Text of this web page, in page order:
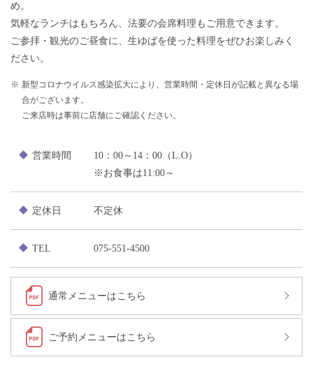
め。
気軽なランチはもちろん、法要の会席料理もご用意できます。
ご参拝・観光のご昼食に、生ゆばを使った料理をぜひお楽しみく
ださい。
新型コロナウイルス感染拡大により、営業時間・定休日が記載と異なる場
合がございます。
ご来店時は事前に店舗にご確認ください。
営業時間
10：00～14：00（L.O）
※お食事は11:00～
定休日 不定休
TEL 075-551-4500
通常メニューはこちら
ご予約メニューはこちら